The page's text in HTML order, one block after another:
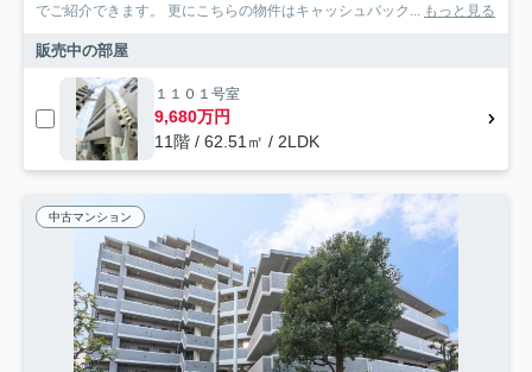
でご紹介できます。 更にこちらの物件はキャッシュバック... もっと見る
販売中の部屋
１１０１号室
9,680万円
11階 / 62.51㎡ / 2LDK
中古マンション